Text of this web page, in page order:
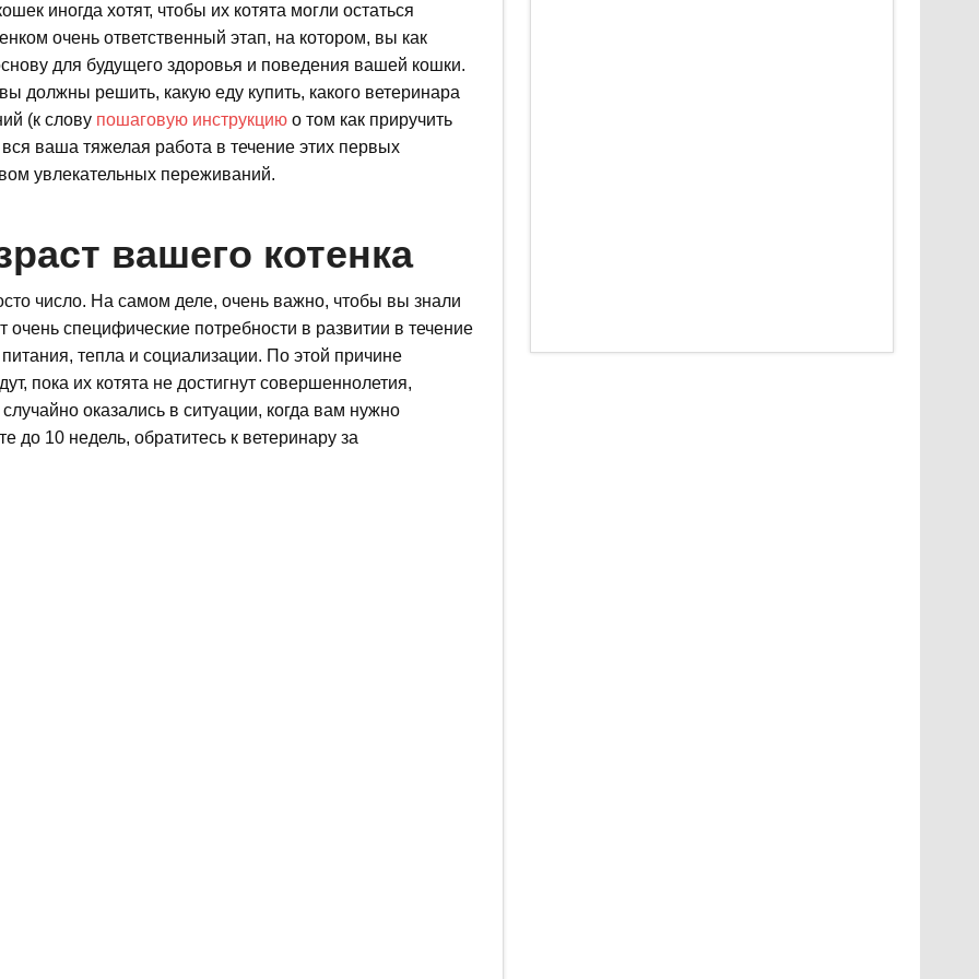
иногда хотят, чтобы их котята могли остаться
очень ответственный этап, на котором, вы как
для будущего здоровья и поведения вашей кошки.
должны решить, какую еду купить, какого ветеринара
(к слову пошаговую инструкциюо том как приручить
ваша тяжелая работа в течение этих первых
увлекательных переживаний.
вашего котенка
число. На самом деле, очень важно, чтобы вы знали
специфические потребности в развитии в течение
тепла и социализации. По этой причине
пока их котята не достигнут совершеннолетия,
оказались в ситуации, когда вам нужно
до 10 недель, обратитесь к ветеринару за